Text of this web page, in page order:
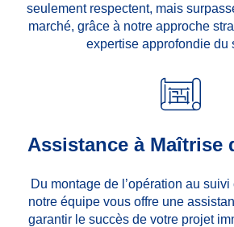
seulement respectent, mais
marché, grâce à notre approche
expertise approfondie du
Assistance à Maîtrise
Du montage de l’opération au
notre équipe vous offre une
garantir le succès de votre projet